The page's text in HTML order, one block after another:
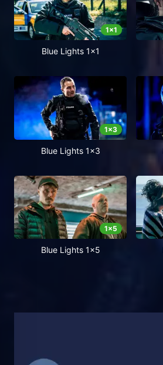
1x1
Blue Lights 1x1
1x3
Blue Lights 1x3
1x5
Blue Lights 1x5